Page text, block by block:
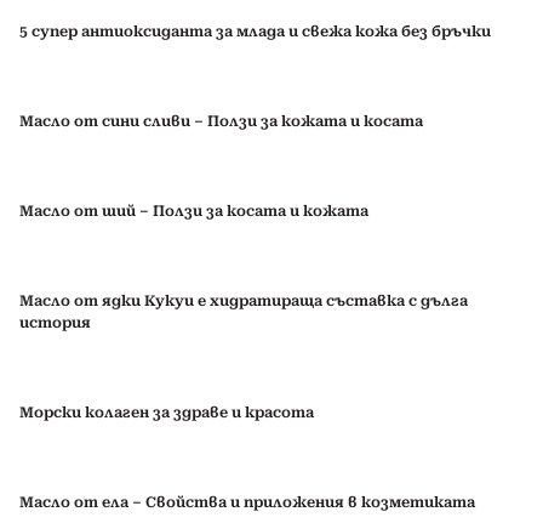
5 супер антиоксиданта за млада и свежа кожа без бръчки
Масло от сини сливи – Ползи за кожата и косата
Масло от ший – Ползи за косата и кожата
Масло от ядки Кукуи е хидратираща съставка с дълга
история
Морски колаген за здраве и красота
Масло от ела – Свойства и приложения в козметиката